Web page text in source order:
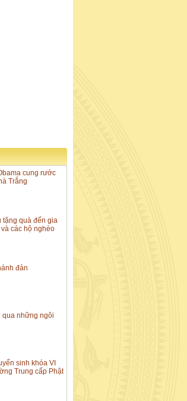
cung rước
Trắng
tặng quà đến gia
các hộ nghèo
đản
qua những ngôi
sinh khóa VI
Trung cấp Phật